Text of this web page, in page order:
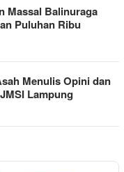
Massal Balinuraga
Puluhan Ribu
Menulis Opini dan
Lampung